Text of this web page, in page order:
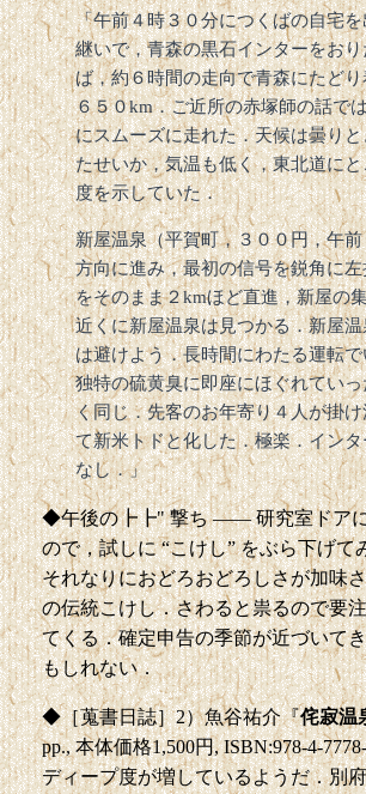
「午前４時３０分につくばの自宅
継いで，青森の黒石インターをお
ば，約６時間の走向で青森にたど
６５０km．ご近所の赤塚師の話で
にスムーズに走れた．天候は曇り
たせいか，気温も低く，東北道に
度を示していた．
新屋温泉（平賀町，３００円，午
方向に進み，最初の信号を鋭角に
をそのまま２kmほど直進，新屋の
近くに新屋温泉は見つかる．新屋
は避けよう．長時間にわたる運転
独特の硫黄臭に即座にほぐれてい
く同じ．先客のお年寄り４人が掛
て新米トドと化した．極楽．イン
なし．」
◆午後の┣┣" 撃ち —— 研究室ドアに
ので，試しに “こけし” をぶら下げ
それなりにおどろおどろしさが加味
の伝統こけし．さわると祟るので要
てくる．確定申告の季節が近づいて
もしれない．
◆［蒐書日誌］2）魚谷祐介『侘寂温
pp., 本体価格1,500円, ISBN:978-4-
ディープ度が増しているようだ．別